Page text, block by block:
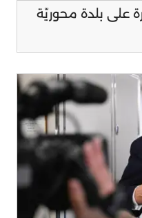
على بلدة محوريّة